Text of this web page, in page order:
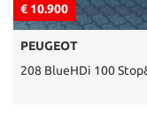
€ 10.900
PEUGEOT
208 BlueHDi 100